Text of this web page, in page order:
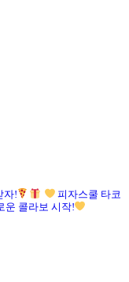
자!
피자스쿨 타코
운 콜라보 시작!